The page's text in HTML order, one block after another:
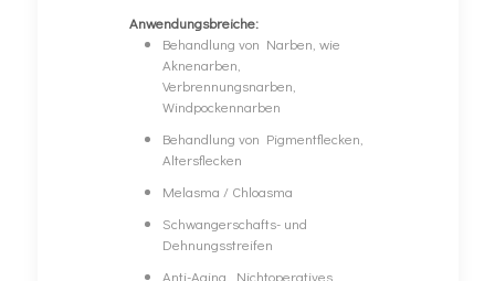
Anwendungsbreiche:
Behandlung von Narben, wie
Aknenarben,
Verbrennungsnarben,
Windpockennarben
Behandlung von Pigmentflecken,
Altersflecken
Melasma / Chloasma
Schwangerschafts- und
Dehnungsstreifen
Anti-Aging, Nichtoperatives